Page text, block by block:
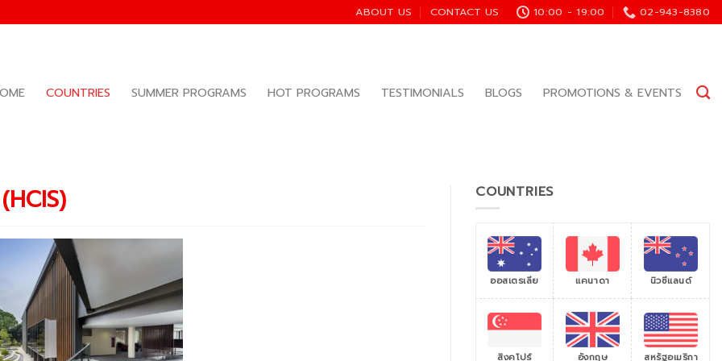
ABOUT US CONTACT US 10:00 - 19:00 02-943-8380
COUNTRIES SUMMER PROGRAMS HOT PROGRAMS TESTIMONIALS BLOGS PROMOTIONS & EVENTS
COUNTRIES
ออสเตรเลีย แคนาดา นิวซีแลนด์
สิงคโปร์ อังกฤษ สหรัฐอเมริกา